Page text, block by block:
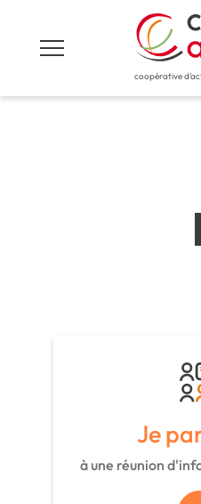
coopérative
Je
à une réunion